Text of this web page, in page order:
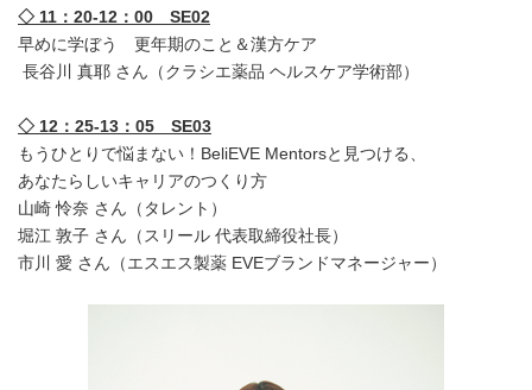
◇ 11：20-12：00 SE02
早めに学ぼう 更年期のこと＆漢方ケア
長谷川 真耶 さん（クラシエ薬品 ヘルスケア学術部）
◇ 12：25-13：05 SE03
もうひとりで悩まない！BeliEVE Mentorsと見つける、
あなたらしいキャリアのつくり方
山崎 怜奈 さん（タレント）
堀江 敦子 さん（スリール 代表取締役社長）
市川 愛 さん（エスエス製薬 EVEブランドマネージャー）